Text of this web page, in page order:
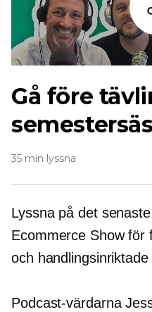
Gå före
35 min lyssna
Lyssna på det
Ecommerce Show för
och handlingsinriktade
Podcast-värdarna